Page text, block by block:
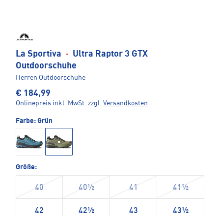
La Sportiva ·
Ultra Raptor 3 GTX
Outdoorschuhe
Herren Outdoorschuhe
€ 184,99
Onlinepreis inkl. MwSt. zzgl. Versandkosten
Farbe: Grün
Größe:
40 40½ 41 41½
42 42½ 43 43½